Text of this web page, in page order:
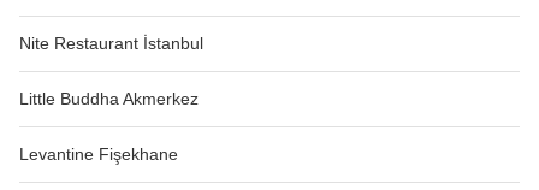
Nite Restaurant İstanbul
Little Buddha Akmerkez
Levantine Fişekhane